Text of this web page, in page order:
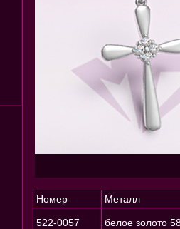
Номер Металл
522-0057 белое золото